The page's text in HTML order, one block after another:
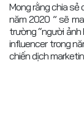
Mong rằng chia sẻ
năm 2020 ” sẽ
trường “người ảnh
influencer trong
chiến dịch